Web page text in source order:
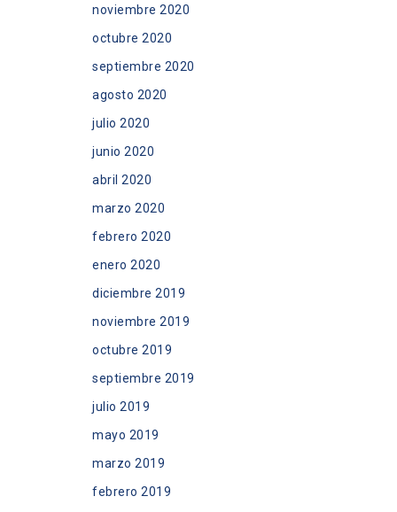
noviembre 2020
octubre 2020
septiembre 2020
agosto 2020
julio 2020
junio 2020
abril 2020
marzo 2020
febrero 2020
enero 2020
diciembre 2019
noviembre 2019
octubre 2019
septiembre 2019
julio 2019
mayo 2019
marzo 2019
febrero 2019